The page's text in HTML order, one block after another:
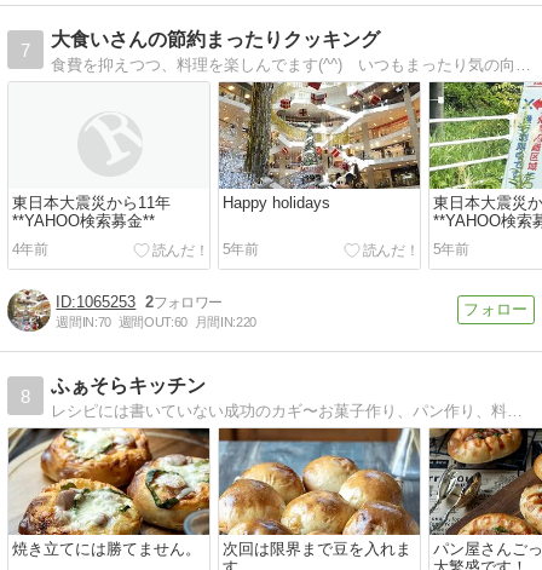
7
大食いさんの節約まったりクッキング
東日本大震災から11年
**YAHOO検索募金**
4年前
Happy holidays
5年前
東日本大震災
**YAHOO検索
5年前
1065253 2
週間IN:70 週間OUT:60 月間IN:220
8
ふぁそらキッチン
レシピには書いていない成功のカギ〜お菓子作り、パン作り、料理〜
焼き立てには勝てません。
次回は限界まで豆を入れま
パン屋さんご